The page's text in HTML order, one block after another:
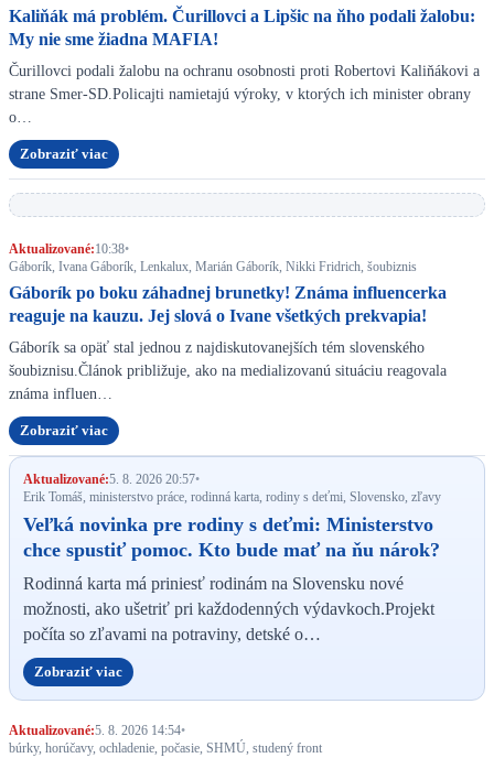
Kaliňák má problém. Čurillovci a Lipšic na ňho podali žalobu:
My nie sme žiadna MAFIA!
Čurillovci podali žalobu na ochranu osobnosti proti Robertovi Kaliňákovi a
strane Smer-SD.Policajti namietajú výroky, v ktorých ich minister obrany
o…
Zobraziť viac
Aktualizované:10:38•
Gáborík, Ivana Gáborík, Lenkalux, Marián Gáborík, Nikki Fridrich, šoubiznis
Gáborík po boku záhadnej brunetky! Známa influencerka
reaguje na kauzu. Jej slová o Ivane všetkých prekvapia!
Gáborík sa opäť stal jednou z najdiskutovanejších tém slovenského
šoubiznisu.Článok približuje, ako na medializovanú situáciu reagovala
známa influen…
Zobraziť viac
Aktualizované:5. 8. 2026 20:57•
Erik Tomáš, ministerstvo práce, rodinná karta, rodiny s deťmi, Slovensko, zľavy
Veľká novinka pre rodiny s deťmi: Ministerstvo
chce spustiť pomoc. Kto bude mať na ňu nárok?
Rodinná karta má priniesť rodinám na Slovensku nové
možnosti, ako ušetriť pri každodenných výdavkoch.Projekt
počíta so zľavami na potraviny, detské o…
Zobraziť viac
Aktualizované:5. 8. 2026 14:54•
búrky, horúčavy, ochladenie, počasie, SHMÚ, studený front